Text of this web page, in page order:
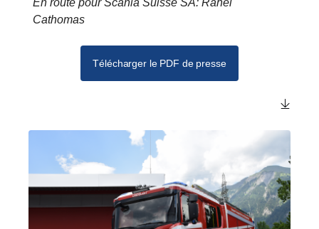
Cathomas
Télécharger le PDF de presse